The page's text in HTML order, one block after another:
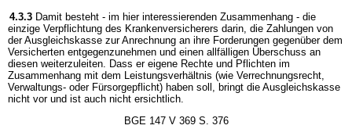
4.3.3 Damit besteht - im hier interessierenden Zusammenhang - die
einzige Verpflichtung des Krankenversicherers darin, die Zahlungen von
der Ausgleichskasse zur Anrechnung an ihre Forderungen gegenüber dem
Versicherten entgegenzunehmen und einen allfälligen Überschuss an
diesen weiterzuleiten. Dass er eigene Rechte und Pflichten im
Zusammenhang mit dem Leistungsverhältnis (wie Verrechnungsrecht,
Verwaltungs- oder Fürsorgepflicht) haben soll, bringt die Ausgleichskasse
nicht vor und ist auch nicht ersichtlich.
BGE 147 V 369 S. 376